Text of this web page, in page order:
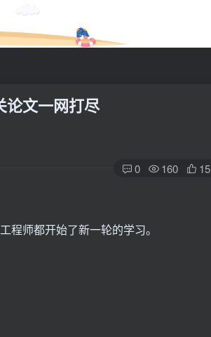
论文一网打尽
0 160 15
程师都开始了新一轮的学习。